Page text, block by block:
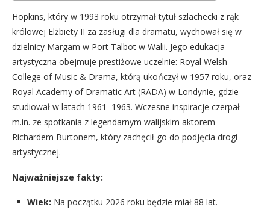
Hopkins, który w 1993 roku otrzymał tytuł szlachecki z rąk
królowej Elżbiety II za zasługi dla dramatu, wychował się w
dzielnicy Margam w Port Talbot w Walii. Jego edukacja
artystyczna obejmuje prestiżowe uczelnie: Royal Welsh
College of Music & Drama, którą ukończył w 1957 roku, oraz
Royal Academy of Dramatic Art (RADA) w Londynie, gdzie
studiował w latach 1961–1963. Wczesne inspiracje czerpał
m.in. ze spotkania z legendarnym walijskim aktorem
Richardem Burtonem, który zachęcił go do podjęcia drogi
artystycznej.
Najważniejsze fakty:
Wiek: Na początku 2026 roku będzie miał 88 lat.